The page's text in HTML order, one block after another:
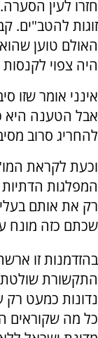
חזרו לעין
זוגות להטב"ים.
האולם טוען
היה צפוי לקנסות
אינני אומר שזו
אבל הטענה היא
להחריג סרוב
וכעת לקראת
המפלגות הדתיות
רק את אותם
שכתם כזה מונח
בהזדמנות זו
התקשורת שולטת
נדונות כמעט
כל מה שקוראים